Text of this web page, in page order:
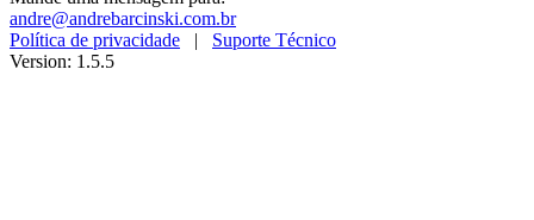
andre@andrebarcinski.com.br
Política de privacidade | Suporte Técnico
Version: 1.5.5